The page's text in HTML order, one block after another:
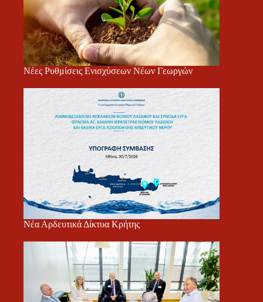
Νέες Ρυθμίσεις Ενισχύσεων Νέων Γεωργών
Νέα Αρδευτικά Δίκτυα Κρήτης